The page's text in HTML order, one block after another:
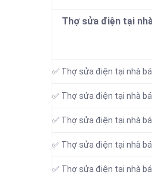
Thợ sửa điện tại
✅ Thợ sửa điện tại nhà
✅ Thợ sửa điện tại nhà
✅ Thợ sửa điện tại nhà
✅ Thợ sửa điện tại nhà
✅ Thợ sửa điện tại nhà